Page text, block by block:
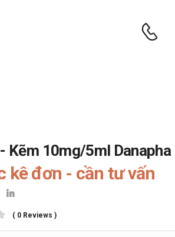
Kẽm 10mg/5ml Danapha
kê đơn - cần tư vấn
( 0 Reviews )